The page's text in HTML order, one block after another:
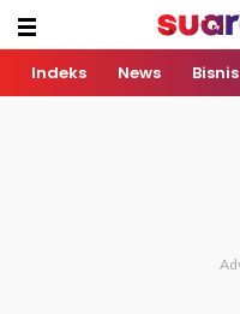
Indeks News Bisnis